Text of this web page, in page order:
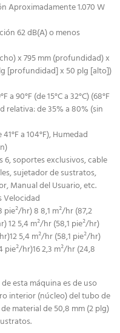
Aproximadamente 1.070 W
62 dB(A) o menos
x 795 mm (profundidad) x
[profundidad] x 50 plg [alto])
90°F (de 15°C a 32°C) (68°F
relativa: de 35% a 80% (sin
a 104°F), Humedad
soportes exclusivos, cable
sujetador de sustratos,
Manual del Usuario, etc.
Velocidad
pie²/hr) 8 8,1 m²/hr (87,2
12 5,4 m²/hr (58,1 pie²/hr)
5,4 m²/hr (58,1 pie²/hr)
pie²/hr)16 2,3 m²/hr (24,8
esta máquina es de uso
interior (núcleo) del tubo de
material de 50,8 mm (2 plg)